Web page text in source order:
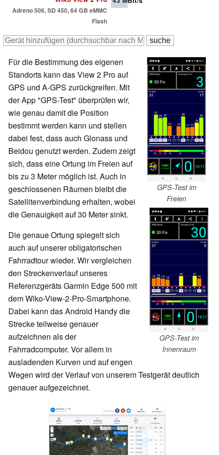
Adreno 506, SD 450, 64 GB eMMC
Flash
GPS-Test im
Freien
GPS-Test im
Innenraum
Für die Bestimmung des eigenen
Standorts kann das View 2 Pro auf
GPS und A-GPS zurückgreifen. Mit
der App "GPS-Test" überprüfen wir,
wie genau damit die Position
bestimmt werden kann und stellen
dabei fest, dass auch Glonass und
Beidou genutzt werden. Zudem zeigt
sich, dass eine Ortung im Freien auf
bis zu 3 Meter möglich ist. Auch in
geschlossenen Räumen bleibt die
Satellitenverbindung erhalten, wobei
die Genauigkeit auf 30 Meter sinkt.
Die genaue Ortung spiegelt sich
auch auf unserer obligatorischen
Fahrradtour wieder. Wir vergleichen
den Streckenverlauf unseres
Referenzgeräts Garmin Edge 500 mit
dem Wiko-View-2-Pro-Smartphone.
Dabei kann das Android Handy die
Strecke teilweise genauer
aufzeichnen als der
Fahrradcomputer. Vor allem in
ausladenden Kurven und auf engen
Wegen wird der Verlauf von unserem Testgerät deutlich
genauer aufgezeichnet.